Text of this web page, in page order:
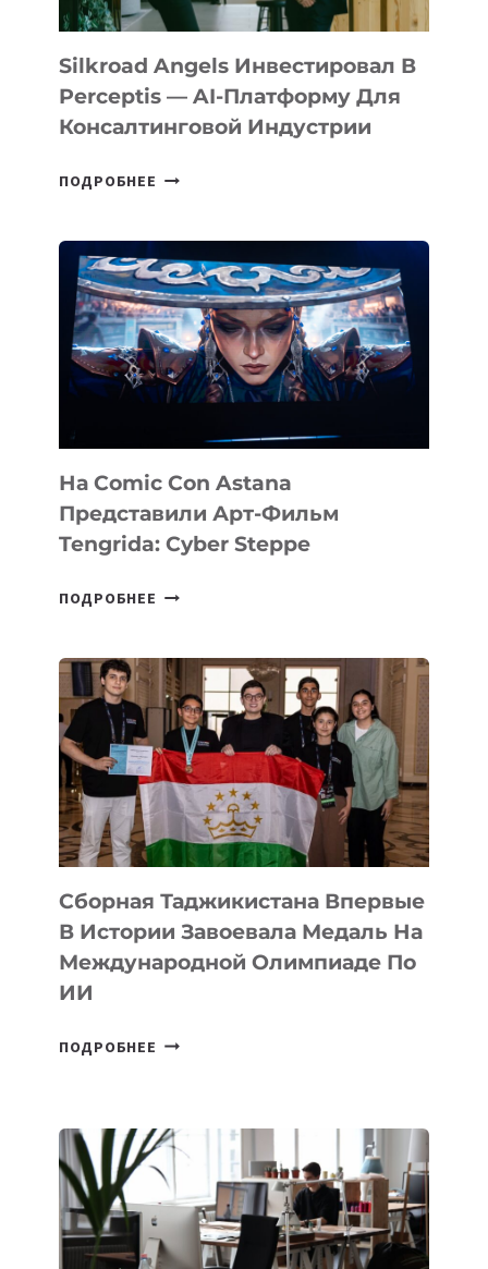
Silkroad Angels Инвестировал В
Perceptis — AI-Платформу Для
Консалтинговой Индустрии
ПОДРОБНЕЕ SILKROAD
В
PERCEPTIS
—
AI-
ПЛАТФОРМУ
ДЛЯ
ИНДУСТРИИ
На Comic Con Astana
Представили Арт-Фильм
Tengrida: Cyber Steppe
ПОДРОБНЕЕ
ASTANA
ПРЕДСТАВИЛИ
АРТ-
ФИЛЬМ
TENGRIDA:
CYBER
STEPPE
Сборная Таджикистана Впервые
В Истории Завоевала Медаль На
Международной Олимпиаде По
ИИ
ПОДРОБНЕЕ СБОРНАЯ
ИСТОРИИ
ЗАВОЕВАЛА
МЕДАЛЬ
НА
МЕЖДУНАРОДНОЙ